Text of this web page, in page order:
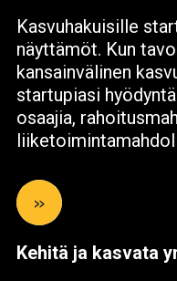
Kasvuhakuisille
näyttämöt. Kun
kansainvälinen
startupiasi
osaajia,
»
Kehitä ja kasvata